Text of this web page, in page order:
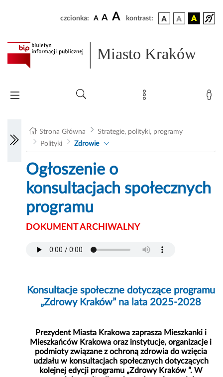
czcionka: A A A kontrast:
Miasto Kraków
Strona Główna
Strategie, polityki, programy
Polityki
Zdrowie
Ogłoszenie o
konsultacjach społecznych
programu
DOKUMENT ARCHIWALNY
Konsultacje społeczne dotyczące programu
„Zdrowy Kraków” na lata 2025-2028
Prezydent Miasta Krakowa zaprasza Mieszkanki i
Mieszkańców Krakowa oraz instytucje, organizacje i
podmioty związane z ochroną zdrowia do wzięcia
udziału w konsultacjach społecznych dotyczących
kolejnej edycji programu „Zdrowy Kraków ”. W